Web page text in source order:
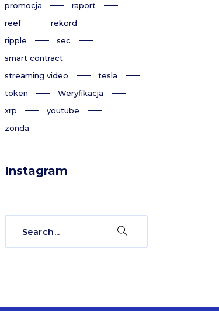
promocja
raport
reef
rekord
ripple
sec
smart contract
streaming video
tesla
token
Weryfikacja
xrp
youtube
zonda
Instagram